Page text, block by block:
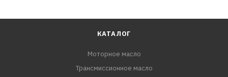
КАТАЛОГ
Моторное масло
Трансмиссионное масло